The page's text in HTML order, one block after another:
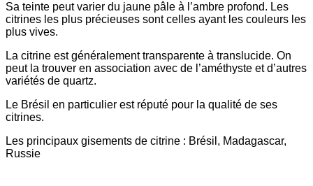
Sa teinte peut varier du jaune pâle à l’ambre profond. Les
citrines les plus précieuses sont celles ayant les couleurs les
plus vives.
La citrine est généralement transparente à translucide. On
peut la trouver en association avec de l’améthyste et d’autres
variétés de quartz.
Le Brésil en particulier est réputé pour la qualité de ses
citrines.
Les principaux gisements de citrine : Brésil, Madagascar,
Russie